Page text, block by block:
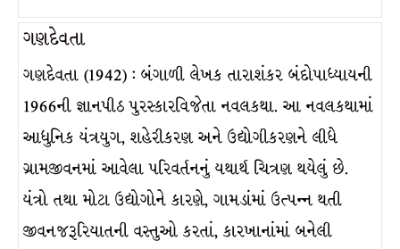
ગણદેવતા
ગણદેવતા (1942) : બંગાળી લેખક તારાશંકર બંદોપાધ્યાયની
1966ની જ્ઞાનપીઠ પુરસ્કારવિજેતા નવલકથા. આ નવલકથામાં
આધુનિક યંત્રયુગ, શહેરીકરણ અને ઉદ્યોગીકરણને લીધે
ગ્રામજીવનમાં આવેલા પરિવર્તનનું યથાર્થ ચિત્રણ થયેલું છે.
યંત્રો તથા મોટા ઉદ્યોગોને કારણે, ગામડાંમાં ઉત્પન્ન થતી
જીવનજરૂરિયાતની વસ્તુઓ કરતાં, કારખાનાંમાં બનેલી